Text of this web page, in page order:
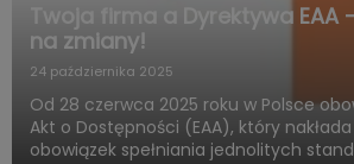
Twoja firma a Dyrektywa EAA
na zmiany!
24 października 2025
Od 28 czerwca 2025 roku w Polsce
Akt o Dostępności (EAA), który
obowiązek spełniania jednolitych